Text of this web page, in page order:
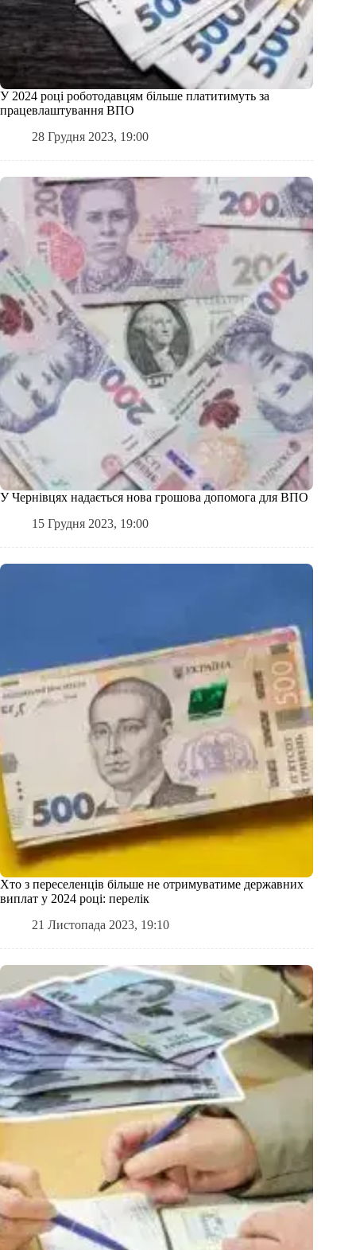
У 2024 році роботодавцям більше платитимуть за
працевлаштування ВПО
28 Грудня 2023, 19:00
У Чернівцях надається нова грошова допомога для ВПО
15 Грудня 2023, 19:00
Хто з переселенців більше не отримуватиме державних
виплат у 2024 році: перелік
21 Листопада 2023, 19:10